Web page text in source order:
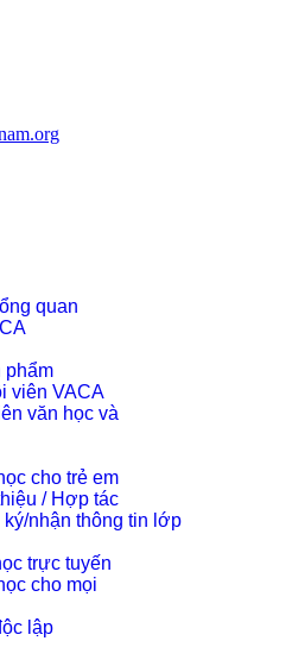
quan
phẩm
viên VACA
văn học và
cho trẻ em
/ Hợp tác
nhận thông tin lớp
trực tuyến
cho mọi
lập